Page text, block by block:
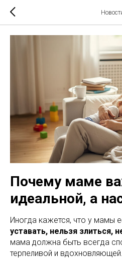
Почему маме
идеальной, а
Иногда кажется, что у мамы
уставать, нельзя злиться,
мама должна быть всегда
терпеливой и